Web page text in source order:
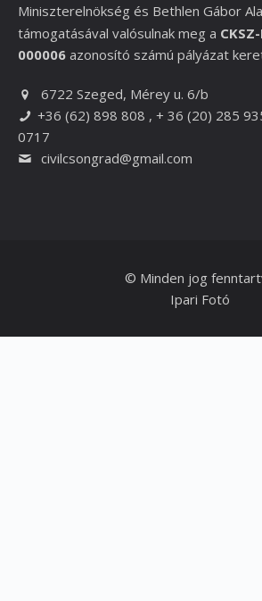
Miniszterelnökség és Bethlen Gábor
támogatásával valósulnak meg a
000006 azonosító számú pályázat
6722 Szeged, Mérey u. 6/b
+36 (62) 898 808 , + 36 (20) 285
0717
civilcsongrad@gmail.com
© Minden jog
Ipari Fotó